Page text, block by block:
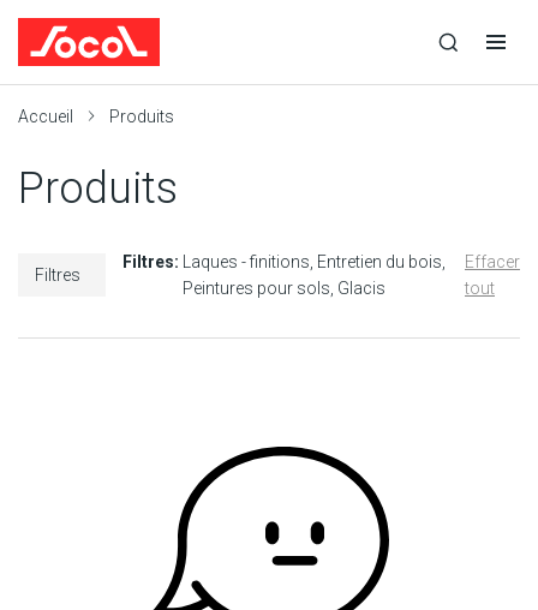
recherche
recherche
navigation
Accueil Produits
Produits
Filtres
Filtres: Laques - finitions Entretien du bois
Peintures pour sols Glacis
Effacer
tout